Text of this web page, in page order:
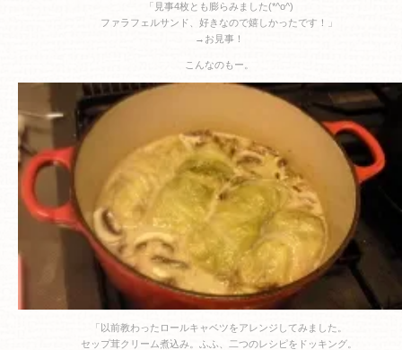
「見事4枚とも膨らみました(*^o^)
ファラフェルサンド、好きなので嬉しかったです！」
→お見事！
こんなのもー。
「以前教わったロールキャベツをアレンジしてみました。
セップ茸クリーム煮込み。ふふ、二つのレシピをドッキング。